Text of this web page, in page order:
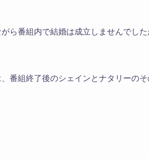
ら番組内で結婚は成立しませんでした
番組終了後のシェインとナタリーの